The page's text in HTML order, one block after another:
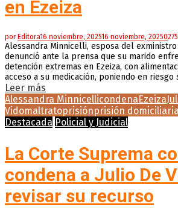
en Ezeiza
por Editora16 noviembre, 202516 noviembre, 20250275
Alessandra Minnicelli, esposa del exministro
denunció ante la prensa que su marido
detención extremas en Ezeiza, con
acceso a su medicación, poniendo en riesgo
Leer más
Alessandra MinnicellicondenaEzeiza
Vidomaltratoprisiónprisión domiciliaria
Destacada Policial y Judicial
La Corte Suprema
condena a Julio De
revisar su recurso